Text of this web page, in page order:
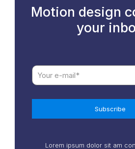
Motion design
your
Lorem ipsum dolor sit am